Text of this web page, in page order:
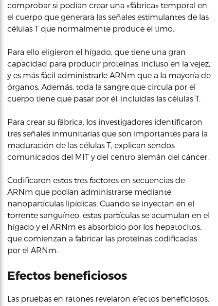
comprobar si podían crear una «fábrica» temporal en
el cuerpo que generara las señales estimulantes de las
células T que normalmente produce el timo.
Para ello eligieron el hígado, que tiene una gran
capacidad para producir proteínas, incluso en la vejez,
y es más fácil administrarle ARNm que a la mayoría de
órganos. Además, toda la sangre que circula por el
cuerpo tiene que pasar por él, incluidas las células T.
Para crear su fábrica, los investigadores identificaron
tres señales inmunitarias que son importantes para la
maduración de las células T, explican sendos
comunicados del MIT y del centro alemán del cáncer.
Codificaron estos tres factores en secuencias de
ARNm que podían administrarse mediante
nanopartículas lipídicas. Cuando se inyectan en el
torrente sanguíneo, estas partículas se acumulan en el
hígado y el ARNm es absorbido por los hepatocitos,
que comienzan a fabricar las proteínas codificadas
por el ARNm.
Efectos beneficiosos
Las pruebas en ratones revelaron efectos beneficiosos.